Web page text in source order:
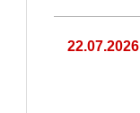
22.07.2026